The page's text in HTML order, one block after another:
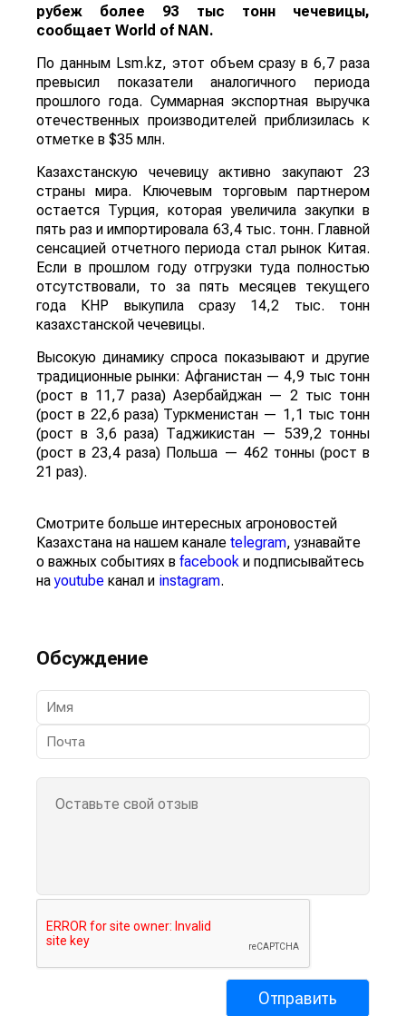
рубеж более 93 тыс тонн чечевицы,
сообщает World of NAN.
По данным Lsm.kz, этот объем сразу в 6,7 раза
превысил показатели аналогичного периода
прошлого года. Суммарная экспортная выручка
отечественных производителей приблизилась к
отметке в $35 млн.
Казахстанскую чечевицу активно закупают 23
страны мира. Ключевым торговым партнером
остается Турция, которая увеличила закупки в
пять раз и импортировала 63,4 тыс. тонн. Главной
сенсацией отчетного периода стал рынок Китая.
Если в прошлом году отгрузки туда полностью
отсутствовали, то за пять месяцев текущего
года КНР выкупила сразу 14,2 тыс. тонн
казахстанской чечевицы.
Высокую динамику спроса показывают и другие
традиционные рынки: Афганистан — 4,9 тыс тонн
(рост в 11,7 раза) Азербайджан — 2 тыс тонн
(рост в 22,6 раза) Туркменистан — 1,1 тыс тонн
(рост в 3,6 раза) Таджикистан — 539,2 тонны
(рост в 23,4 раза) Польша — 462 тонны (рост в
21 раз).
Смотрите больше интересных агроновостей
Казахстана на нашем канале telegram, узнавайте
о важных событиях в facebook и подписывайтесь
наyoutube канал и instagram.
Обсуждение